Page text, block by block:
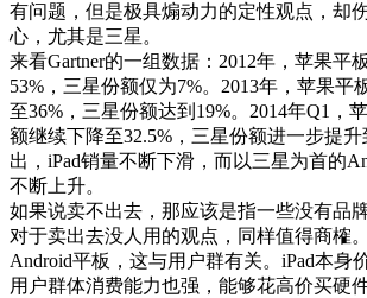
有问题，但是极具煽动力的定性观点，却
心，尤其是三星。
来看Gartner的一组数据：2012年，苹果平
53%，三星份额仅为7%。2013年，苹果平
至36%，三星份额达到19%。2014年Q1，
额继续下降至32.5%，三星份额进一步提升
出，iPad销量不断下滑，而以三星为首的
不断上升。
如果说卖不出去，那应该是指一些没有品
对于卖出去没人用的观点，同样值得商榷
Android平板，这与用户群有关。iPad本身
用户群体消费能力也强，能够花高价买硬